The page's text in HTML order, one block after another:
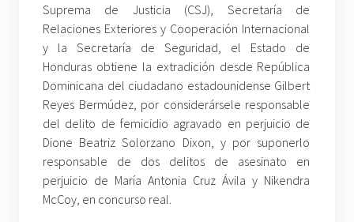
Suprema de Justicia (CSJ), Secretaría de
Relaciones Exteriores y Cooperación Internacional
y la Secretaría de Seguridad, el Estado de
Honduras obtiene la extradición desde República
Dominicana del ciudadano estadounidense Gilbert
Reyes Bermúdez, por considerársele responsable
del delito de femicidio agravado en perjuicio de
Dione Beatriz Solorzano Dixon, y por suponerlo
responsable de dos delitos de asesinato en
perjuicio de María Antonia Cruz Ávila y Nikendra
McCoy, en concurso real.